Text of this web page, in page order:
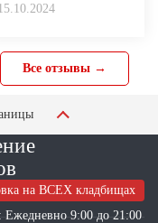
Все отзывы →
на ВСЕХ кладбищах
Ежедневно 9:00 до 21:00